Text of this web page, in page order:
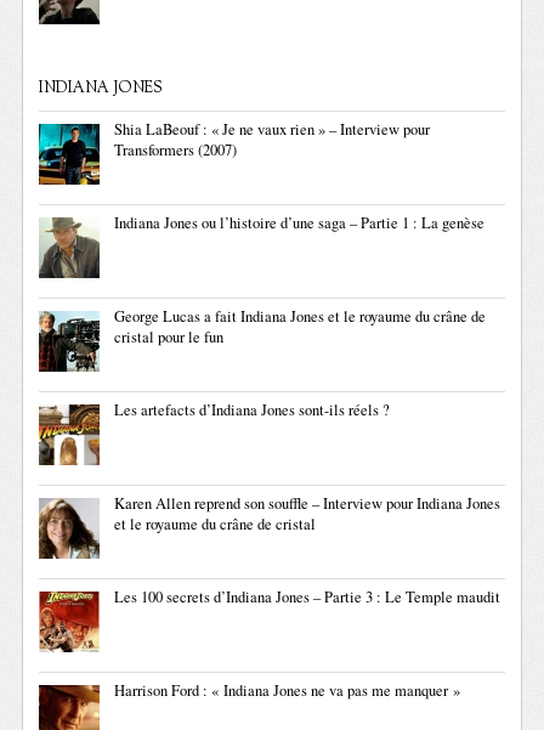
INDIANA JONES
Shia LaBeouf : « Je ne vaux rien » – Interview pour
Transformers (2007)
Indiana Jones ou l’histoire d’une saga – Partie 1 : La genèse
George Lucas a fait Indiana Jones et le royaume du crâne de
cristal pour le fun
Les artefacts d’Indiana Jones sont-ils réels ?
Karen Allen reprend son souffle – Interview pour Indiana Jones
et le royaume du crâne de cristal
Les 100 secrets d’Indiana Jones – Partie 3 : Le Temple maudit
Harrison Ford : « Indiana Jones ne va pas me manquer »